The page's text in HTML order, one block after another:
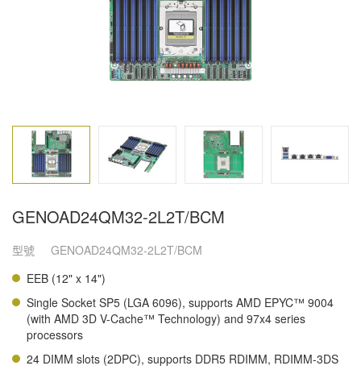
GENOAD24QM32-2L2T/BCM
型號
GENOAD24QM32-2L2T/BCM
EEB (12" x 14")
Single Socket SP5 (LGA 6096), supports AMD EPYC™ 9004
(with AMD 3D V-Cache™ Technology) and 97x4 series
processors
24 DIMM slots (2DPC), supports DDR5 RDIMM, RDIMM-3DS